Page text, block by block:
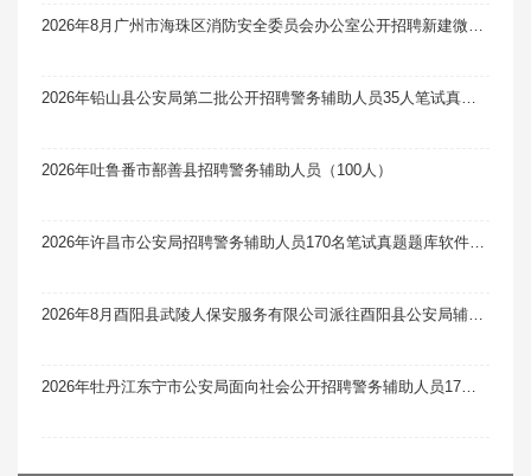
2026年吐鲁番市鄯善县招聘警务辅助人员（100人）